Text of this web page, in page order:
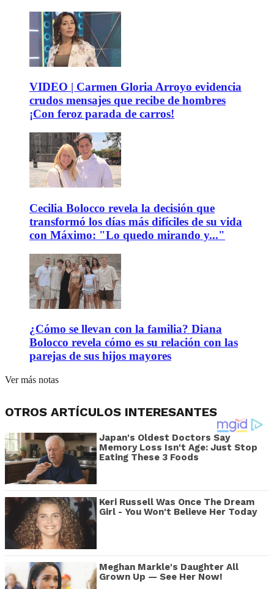
VIDEO | Carmen Gloria Arroyo evidencia
crudos mensajes que recibe de hombres
¡Con feroz parada de carros!
Cecilia Bolocco revela la decisión que
transformó los días más difíciles de su vida
con Máximo: "Lo quedo mirando y..."
¿Cómo se llevan con la familia? Diana
Bolocco revela cómo es su relación con las
parejas de sus hijos mayores
Ver más notas
OTROS ARTÍCULOS INTERESANTES
Japan's Oldest Doctors Say
Memory Loss Isn't Age: Just Stop
Eating These 3 Foods
Keri Russell Was Once The Dream
Girl - You Won't Believe Her Today
Meghan Markle's Daughter All
Grown Up — See Her Now!